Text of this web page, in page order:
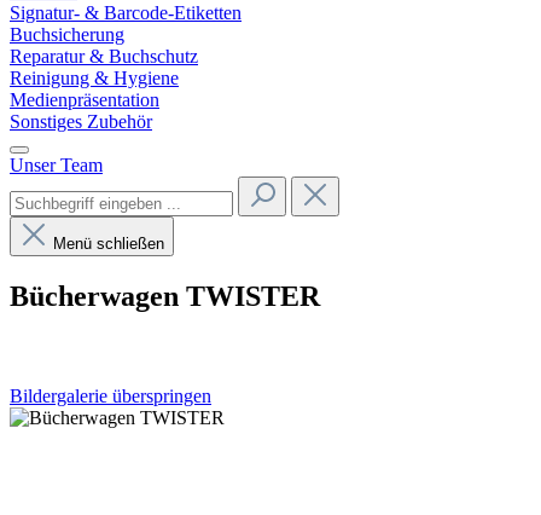
Signatur- & Barcode-Etiketten
Buchsicherung
Reparatur & Buchschutz
Reinigung & Hygiene
Medienpräsentation
Sonstiges Zubehör
Unser Team
Menü schließen
Bücherwagen TWISTER
Bildergalerie überspringen